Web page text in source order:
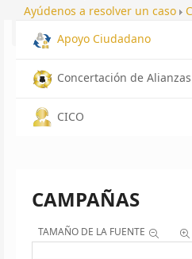
Ayúdenos a resolver un caso
Contenido
Apoyo Ciudadano
Concertación de Alianzas
CICO
CAMPAÑAS
TAMAÑO DE LA FUENTE